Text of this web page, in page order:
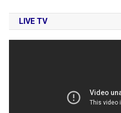
LIVE TV